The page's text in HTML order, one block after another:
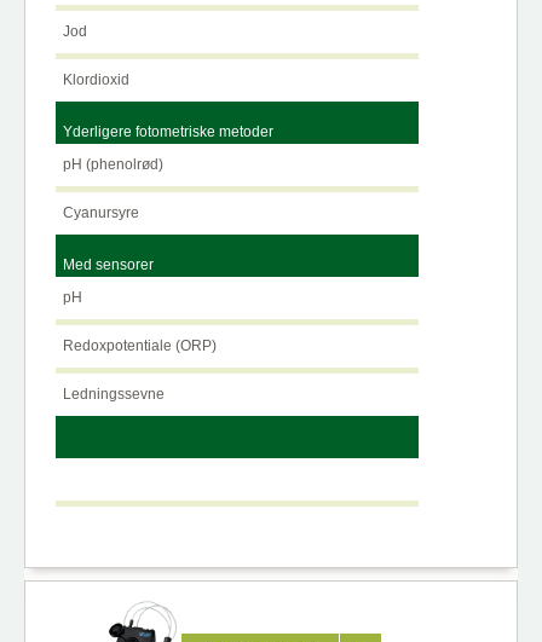
Jod
Klordioxid
Yderligere fotometriske metoder
pH (phenolrød)
Cyanursyre
Med sensorer
pH
Redoxpotentiale (ORP)
Ledningssevne